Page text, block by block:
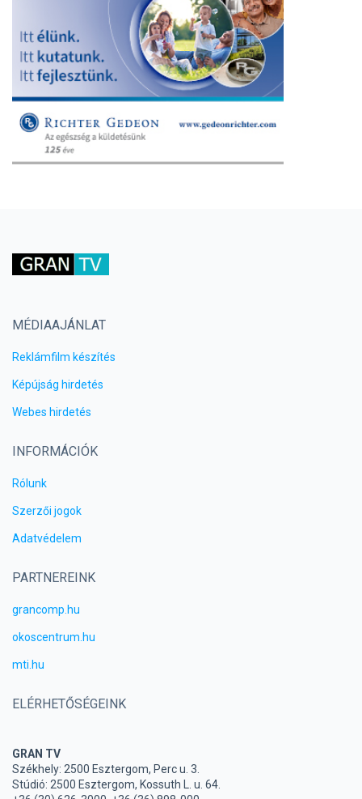
MÉDIAAJÁNLAT
Reklámfilm készítés
Képújság hirdetés
Webes hirdetés
INFORMÁCIÓK
Rólunk
Szerzői jogok
Adatvédelem
PARTNEREINK
grancomp.hu
okoscentrum.hu
mti.hu
ELÉRHETŐSÉGEINK
GRAN TV
Székhely: 2500 Esztergom, Perc u. 3.
Stúdió: 2500 Esztergom, Kossuth L. u. 64.